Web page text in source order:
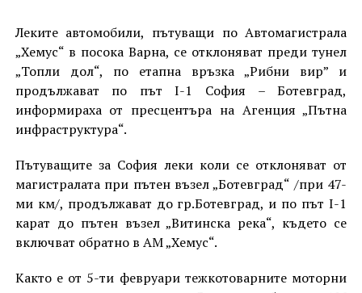
Леките автомобили, пътуващи по Автомагистрала
„Хемус“ в посока Варна, се отклоняват преди тунел
„Топли дол“, по етапна връзка „Рибни вир” и
продължават по път I-1 София – Ботевград,
информираха от пресцентъра на Агенция „Пътна
инфраструктура“.
Пътуващите за София леки коли се отклоняват от
магистралата при пътен възел „Ботевград“ /при 47-
ми км/, продължават до гр.Ботевград, и по път I-1
карат до пътен възел „Витинска река“, където се
включват обратно в АМ „Хемус“.
Както е от 5-ти февруари тежкотоварните моторни